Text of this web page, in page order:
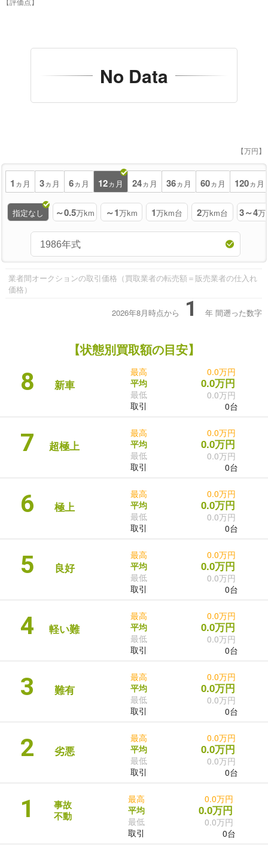
No Data
【万円】
1 ヵ月 3ヵ月 6ヵ月 12ヵ月 24ヵ月 36ヵ月 60ヵ月 120ヵ月
指定なし ～0.5万km ～1万km 1万km台 2万km台 3～4万
業者間オークションの取引価格（買取業者の転売額＝販売業者の仕入れ
価格）
2026年8月時点から 1 年 間遡った数字
【状態別買取額の目安】
8 新車
最高
平均
最低
取引
0.0万円
0.0万円
0.0万円
0台
7 超極上
最高
平均
最低
取引
0.0万円
0.0万円
0.0万円
0台
6 極上
最高
平均
最低
取引
0.0万円
0.0万円
0.0万円
0台
5 良好
最高
平均
最低
取引
0.0万円
0.0万円
0.0万円
0台
4 軽い難
最高
平均
最低
取引
0.0万円
0.0万円
0.0万円
0台
3 難有
最高
平均
最低
取引
0.0万円
0.0万円
0.0万円
0台
2 劣悪
最高
平均
最低
取引
0.0万円
0.0万円
0.0万円
0台
1
事故
不動
最高
平均
最低
取引
0.0万円
0.0万円
0.0万円
0台